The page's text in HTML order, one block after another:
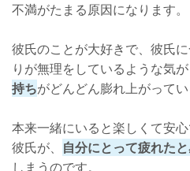
不満がたまる原因になります。
彼氏のことが大好きで、彼氏
りが無理をしているような気
持ちがどんどん膨れ上がってい
本来一緒にいると楽しくて安
彼氏が、 自分にとって疲れた
しまうのです。